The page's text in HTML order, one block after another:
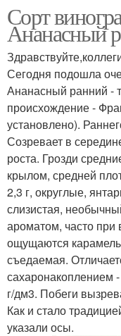
Неукрывные
Технический
Элитные сорта
Сорт
Ананасный
Сегодня подошла
Ананасный ранний -
происхождение -
установлено).
Созревает в
роста. Грозди
крылом, средней
2,3 г, округлые,
слизистая,
ароматом, часто
ощущаются
съедаемая.
сахаронакоплением
г/дм3. Побеги
Как и стало
указали осы.